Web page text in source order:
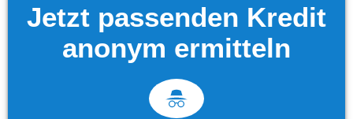
Jetzt passenden Kredit
anonym ermitteln